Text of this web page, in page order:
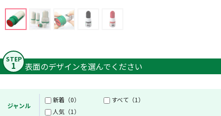
STEP
1 表面のデザインを選んでください
ジャンル
新着（0）
人気（1）
すべて（1）